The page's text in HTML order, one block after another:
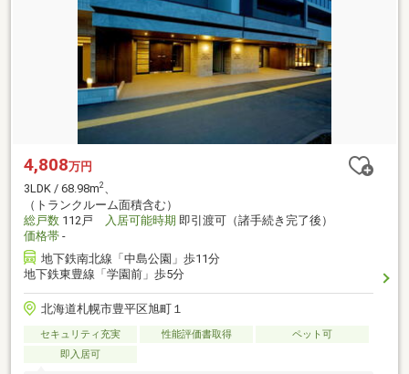
4,808万円
3LDK / 68.98m2、
（トランクルーム面積含む）
総戸数 112戸 入居可能時期 即引渡可（諸手続き完了後）
価格帯 -
地下鉄南北線「中島公園」歩11分
地下鉄東豊線「学園前」歩5分
北海道札幌市豊平区旭町１
セキュリティ充実 性能評価書取得
ペット可
即入居可